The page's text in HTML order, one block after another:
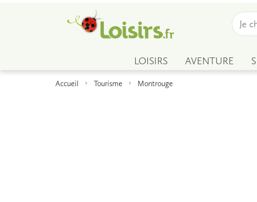
LOISIRS AVENTURE
Accueil Tourisme Montrouge